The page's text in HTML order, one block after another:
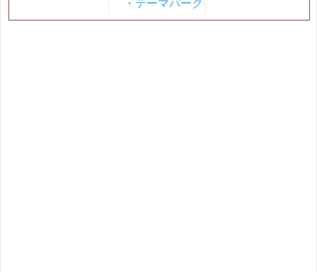
・テーマパーク